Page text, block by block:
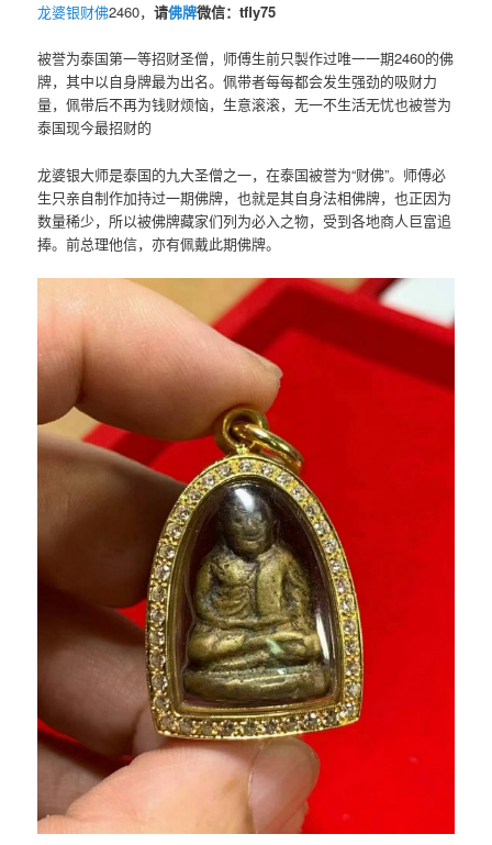
龙婆银财佛2460，请佛牌微信：tfly75
被誉为泰国第一等招财圣僧，师傅生前只製作过唯一一期2460的佛
牌，其中以自身牌最为出名。佩带者每每都会发生强劲的吸财力
量，佩带后不再为钱财烦恼，生意滚滚，无一不生活无忧也被誉为
泰国现今最招财的
龙婆银大师是泰国的九大圣僧之一，在泰国被誉为“财佛”。师傅必
生只亲自制作加持过一期佛牌，也就是其自身法相佛牌，也正因为
数量稀少，所以被佛牌藏家们列为必入之物，受到各地商人巨富追
捧。前总理他信，亦有佩戴此期佛牌。